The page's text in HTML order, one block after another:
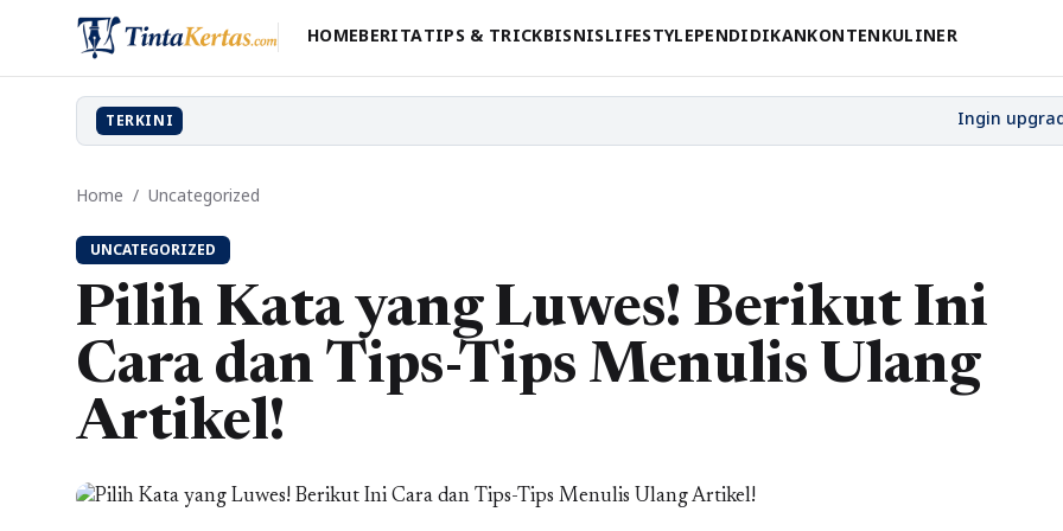
HOMEBERITATIPS & TRICKBISNISLIFESTYLEPENDIDIKANKONTENKULINER
TERKINI
Home / Uncategorized
UNCATEGORIZED
Pilih Kata yang Luwes! Berikut Ini
Cara dan Tips-Tips Menulis Ulang
Artikel!